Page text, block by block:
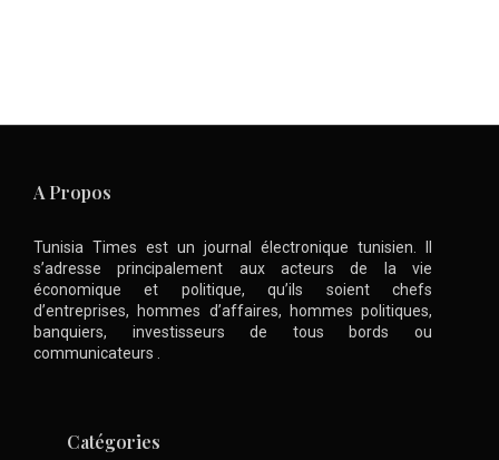
A Propos
Tunisia Times est un journal électronique tunisien. Il
s’adresse principalement aux acteurs de la vie
économique et politique, qu’ils soient chefs
d’entreprises, hommes d’affaires, hommes politiques,
banquiers, investisseurs de tous bords ou
communicateurs .
Catégories